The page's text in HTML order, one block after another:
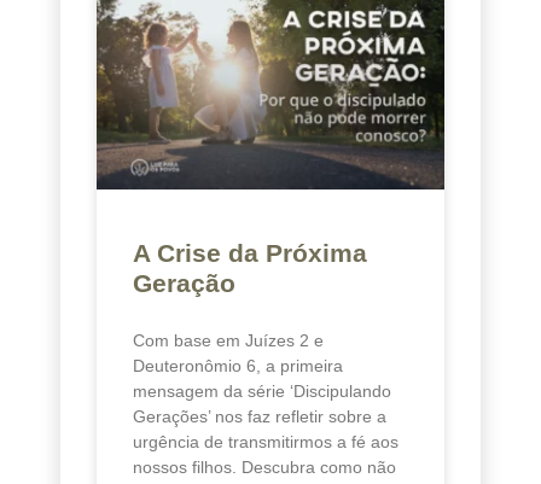
A Crise da Próxima
Geração
Com base em Juízes 2 e
Deuteronômio 6, a primeira
mensagem da série ‘Discipulando
Gerações’ nos faz refletir sobre a
urgência de transmitirmos a fé aos
nossos filhos. Descubra como não